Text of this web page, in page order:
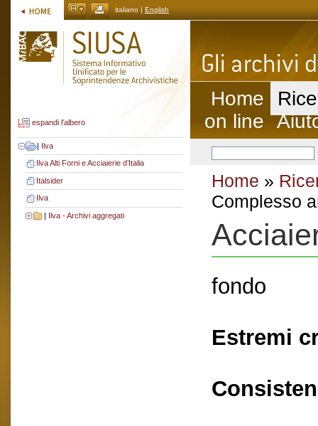
italiano | English
espandi l'albero
| Ilva
Ilva Alti Forni e Acciaierie d’Italia
Italsider
Ilva
| Ilva - Archivi aggregati
Home
on line
Home »
Complesso
fondo
Estremi